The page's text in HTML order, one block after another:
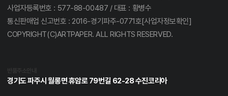
사업자등록번호 : 577-88-00487 / 대표 : 황병수
통신판매업 신고번호 : 2016-경기파주-0771호[사업자정보확인]
COPYRIGHT(C)ARTPAPER. ALL RIGHTS RESERVED.
경기도 파주시 월롱면 휴암로 79번길 62-28 수진코리아